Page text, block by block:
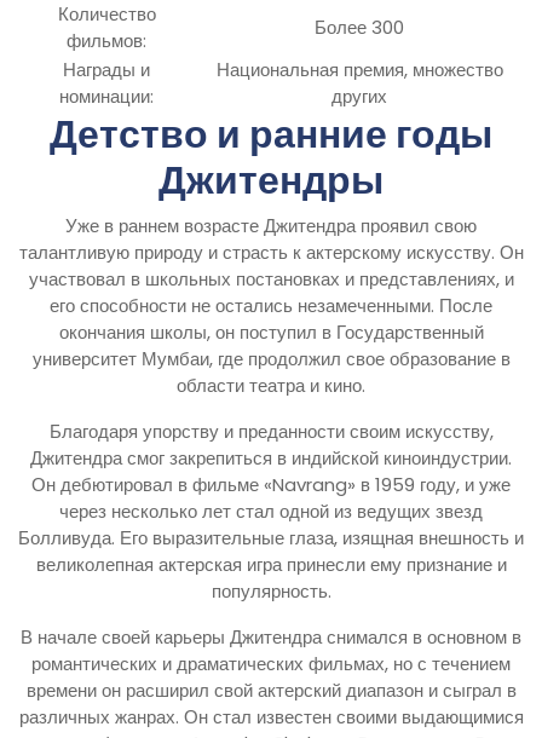
Количество
фильмов:
Более 300
Награды и
номинации:
Национальная премия, множество
других
Детство и ранние годы
Джитендры
Уже в раннем возрасте Джитендра проявил свою
талантливую природу и страсть к актерскому искусству. Он
участвовал в школьных постановках и представлениях, и
его способности не остались незамеченными. После
окончания школы, он поступил в Государственный
университет Мумбаи, где продолжил свое образование в
области театра и кино.
Благодаря упорству и преданности своим искусству,
Джитендра смог закрепиться в индийской киноиндустрии.
Он дебютировал в фильме «Navrang» в 1959 году, и уже
через несколько лет стал одной из ведущих звезд
Болливуда. Его выразительные глаза, изящная внешность и
великолепная актерская игра принесли ему признание и
популярность.
В начале своей карьеры Джитендра снимался в основном в
романтических и драматических фильмах, но с течением
времени он расширил свой актерский диапазон и сыграл в
различных жанрах. Он стал известен своими выдающимися